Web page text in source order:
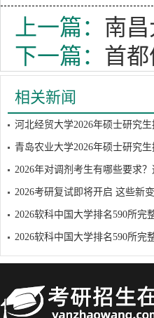
上一篇： 南
下一篇： 首
相关新闻
河北经贸大学2026年硕士研究
青岛农业大学2026年硕士研究
2026年对调剂考生有哪些要求
2026考研复试即将开启 这些新
2026软科中国大学排名590所完
2026软科中国大学排名590所完